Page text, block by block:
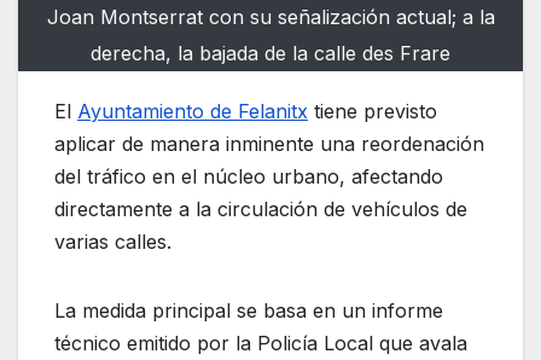
Joan Montserrat con su señalización actual; a la
derecha, la bajada de la calle des Frare
El Ayuntamiento de Felanitx tiene previsto
aplicar de manera inminente una reordenación
del tráfico en el núcleo urbano, afectando
directamente a la circulación de vehículos de
varias calles.
La medida principal se basa en un informe
técnico emitido por la Policía Local que avala